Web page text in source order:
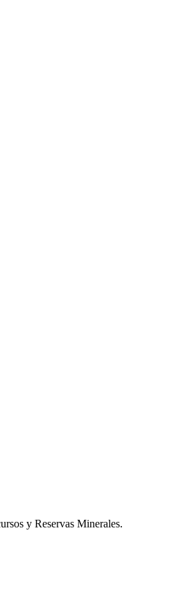
y Reservas Minerales.